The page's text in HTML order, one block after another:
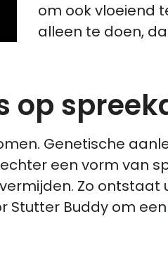
om ook vloeiend
alleen te doen,
op
Genetische
een vorm van
Zo ontstaat
Stutter Buddy om een